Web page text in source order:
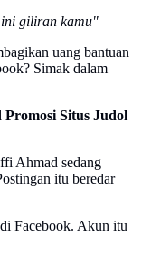
ini giliran kamu"
uang bantuan
Simak dalam
Situs Judol
Ahmad sedang
itu beredar
Facebook. Akun itu